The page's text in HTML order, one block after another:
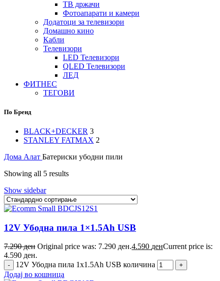
ТВ држачи
Фотоапарати и камери
Додатоци за телевизори
Домашно кино
Кабли
Телевизори
LED Телевизори
QLED Телевизори
ЛЕД
ФИТНЕС
ТЕГОВИ
По Бренд
BLACK+DECKER 3
STANLEY FATMAX 2
Дома Алат Батериски убодни пили
Showing all 5 results
Show sidebar
12V Убодна пила 1×1.5Ah USB
7.290ден Original price was: 7.290 ден.4.590 денCurrent price is:
4.590 ден.
12V Убодна пила 1x1.5Ah USB количина
Додај во кошница